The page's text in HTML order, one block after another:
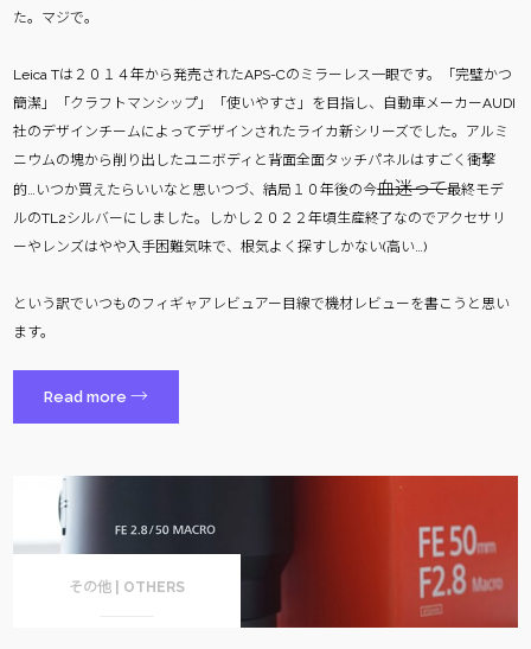
た。マジで。
Leica Tは２０１４年から発売されたAPS-Cのミラーレス一眼です。「完璧かつ
簡潔」「クラフトマンシップ」「使いやすさ」を目指し、自動車メーカーAUDI
社のデザインチームによってデザインされたライカ新シリーズでした。アルミ
ニウムの塊から削り出したユニボディと背面全面タッチパネルはすごく衝撃
的…いつか買えたらいいなと思いつづ、結局１０年後の今血迷って最終モデ
ルのTL2シルバーにしました。しかし２０２２年頃生産終了なのでアクセサリ
ーやレンズはやや入手困難気味で、根気よく探すしかない(高い…)
という訳でいつものフィギャアレビュアー目線で機材レビューを書こうと思い
ます。
Read more“Leica
TL2”
→
その他 | OTHERS